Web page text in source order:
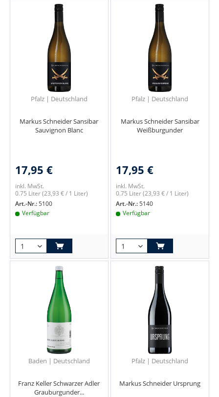
Pfalz | Deutschland
Markus Schneider Sansibar
Sauvignon Blanc
17,95 €
inkl. MwSt.
0.75 Liter(23,93 € / 1 Liter)
Art.-Nr.:5100
Verfügbar
Pfalz | Deutschland
Markus Schneider Sansibar
Weißburgunder
17,95 €
inkl. MwSt.
0.75 Liter(23,93 € / 1 Liter)
Art.-Nr.:5140
Verfügbar
Baden | Deutschland
Franz Keller Schwarzer Adler
Grauburgunder...
Pfalz | Deutschland
Markus Schneider Ursprung